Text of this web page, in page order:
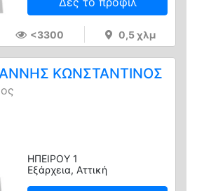
<3300 0,5 χλμ
ΚΩΝΣΤΑΝΤΙΝΟΣ
ΗΠΕΙΡΟΥ 1
Εξάρχεια, Αττική